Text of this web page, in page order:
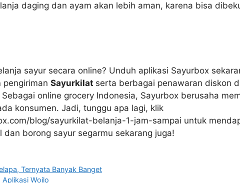
daging dan ayam akan lebih aman, karena bisa
sayur secara online? Unduh aplikasi Sayurbox
pengiriman Sayurkilat serta berbagai penawaran diskon
online grocery Indonesia, Sayurbox berusaha
konsumen. Jadi, tunggu apa lagi, klik
blog/sayurkilat-belanja-1-jam-sampai untuk
dan borong sayur segarmu sekarang juga!
Ternyata Banyak Banget
Aplikasi Woilo